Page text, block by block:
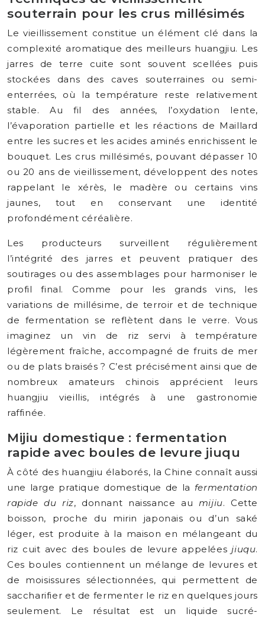
souterrain pour les crus millésimés
Le vieillissement constitue un élément clé dans la
complexité aromatique des meilleurs huangjiu. Les
jarres de terre cuite sont souvent scellées puis
stockées dans des caves souterraines ou semi-
enterrées, où la température reste relativement
stable. Au fil des années, l’oxydation lente,
l’évaporation partielle et les réactions de Maillard
entre les sucres et les acides aminés enrichissent le
bouquet. Les crus millésimés, pouvant dépasser 10
ou 20 ans de vieillissement, développent des notes
rappelant le xérès, le madère ou certains vins
jaunes, tout en conservant une identité
profondément céréalière.
Les producteurs surveillent régulièrement
l’intégrité des jarres et peuvent pratiquer des
soutirages ou des assemblages pour harmoniser le
profil final. Comme pour les grands vins, les
variations de millésime, de terroir et de technique
de fermentation se reflètent dans le verre. Vous
imaginez un vin de riz servi à température
légèrement fraîche, accompagné de fruits de mer
ou de plats braisés ? C’est précisément ainsi que de
nombreux amateurs chinois apprécient leurs
huangjiu vieillis, intégrés à une gastronomie
raffinée.
Mijiu domestique : fermentation
rapide avec boules de levure jiuqu
À côté des huangjiu élaborés, la Chine connaît aussi
une large pratique domestique de la fermentation
rapide du riz, donnant naissance au mijiu. Cette
boisson, proche du mirin japonais ou d’un saké
léger, est produite à la maison en mélangeant du
riz cuit avec des boules de levure appeléesjiuqu.
Ces boules contiennent un mélange de levures et
de moisissures sélectionnées, qui permettent de
saccharifier et de fermenter le riz en quelques jours
seulement. Le résultat est un liquide sucré-